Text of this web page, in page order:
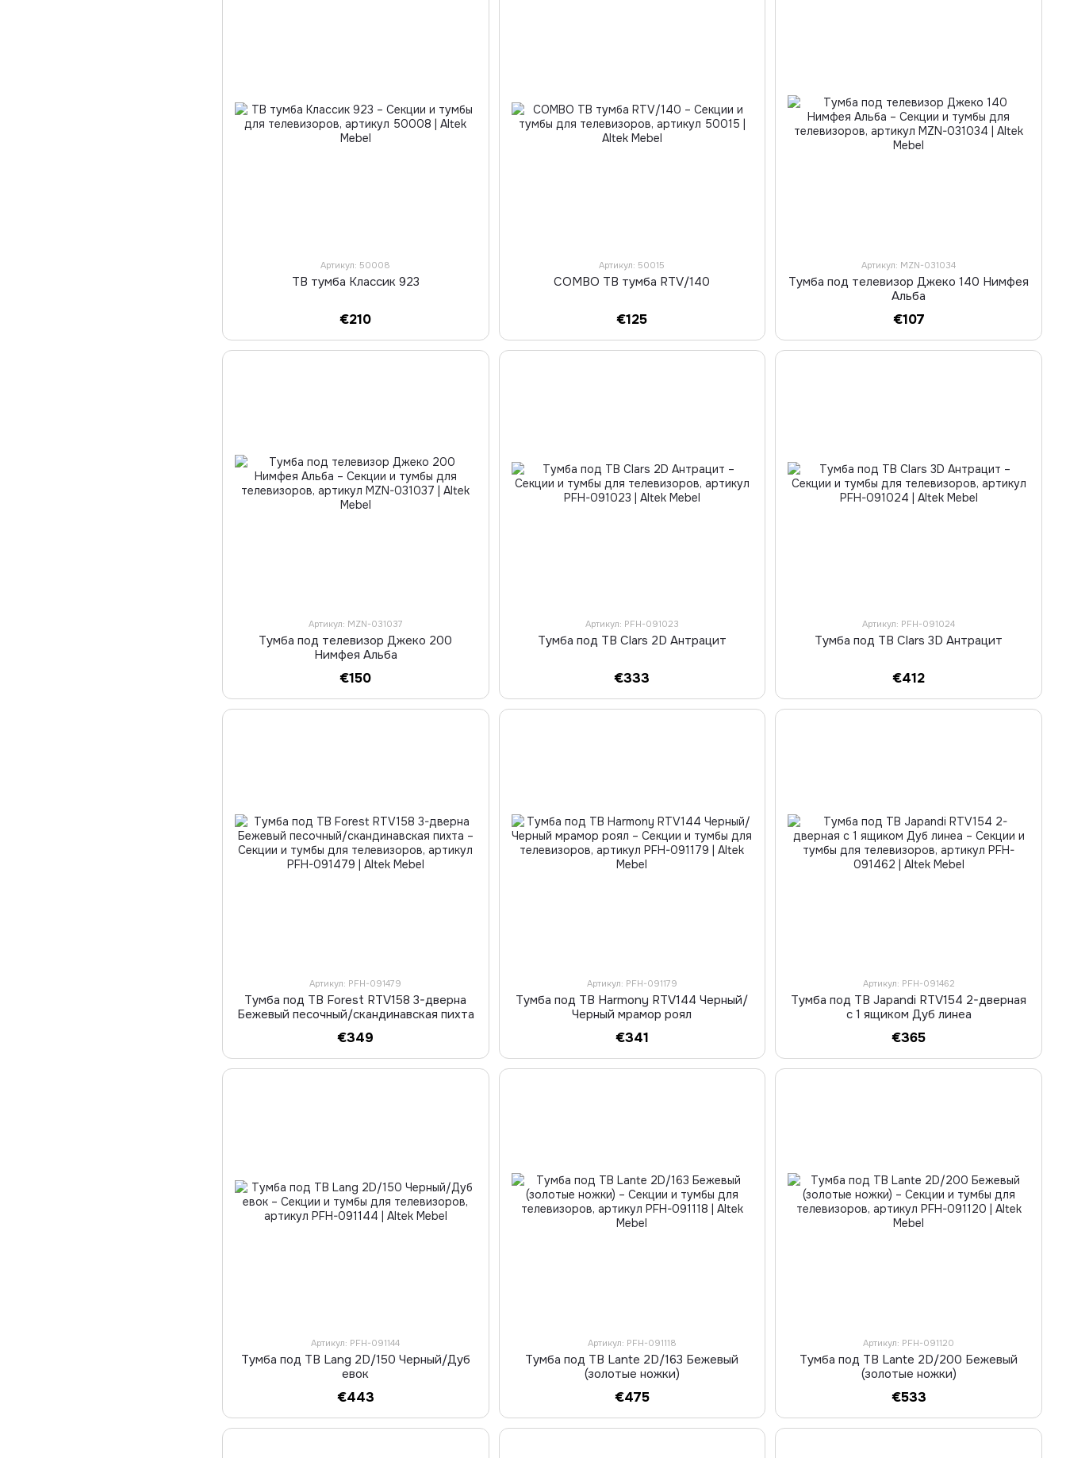
Артикул: 50008
ТВ тумба Классик 923
€210
Артикул: 50015
COMBO ТВ тумба RTV/140
€125
Артикул: MZN-031034
Тумба под телевизор Джеко 140 Нимфея
Альба
€107
Артикул: MZN-031037
Тумба под телевизор Джеко 200
Нимфея Альба
€150
Артикул: PFH-091023
Тумба под ТВ Clars 2D Антрацит
€333
Артикул: PFH-091024
Тумба под ТВ Clars 3D Антрацит
€412
Артикул: PFH-091479
Тумба под ТВ Forest RTV158 3-дверна
Бежевый песочный/скандинавская пихта
€349
Артикул: PFH-091179
Тумба под ТВ Harmony RTV144 Черный/
Черный мрамор роял
€341
Артикул: PFH-091462
Тумба под ТВ Japandi RTV154 2-дверная
с 1 ящиком Дуб линеа
€365
Артикул: PFH-091144
Тумба под ТВ Lang 2D/150 Черный/Дуб
евок
€443
Артикул: PFH-091118
Тумба под ТВ Lante 2D/163 Бежевый
(золотые ножки)
€475
Артикул: PFH-091120
Тумба под ТВ Lante 2D/200 Бежевый
(золотые ножки)
€533